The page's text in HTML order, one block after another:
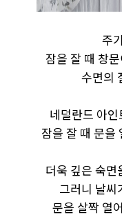
주
잠을 잘 때 창
수면의
네덜란드 아
잠을 잘 때 문을
더욱 깊은 숙
그러니 날씨
문을 살짝 열